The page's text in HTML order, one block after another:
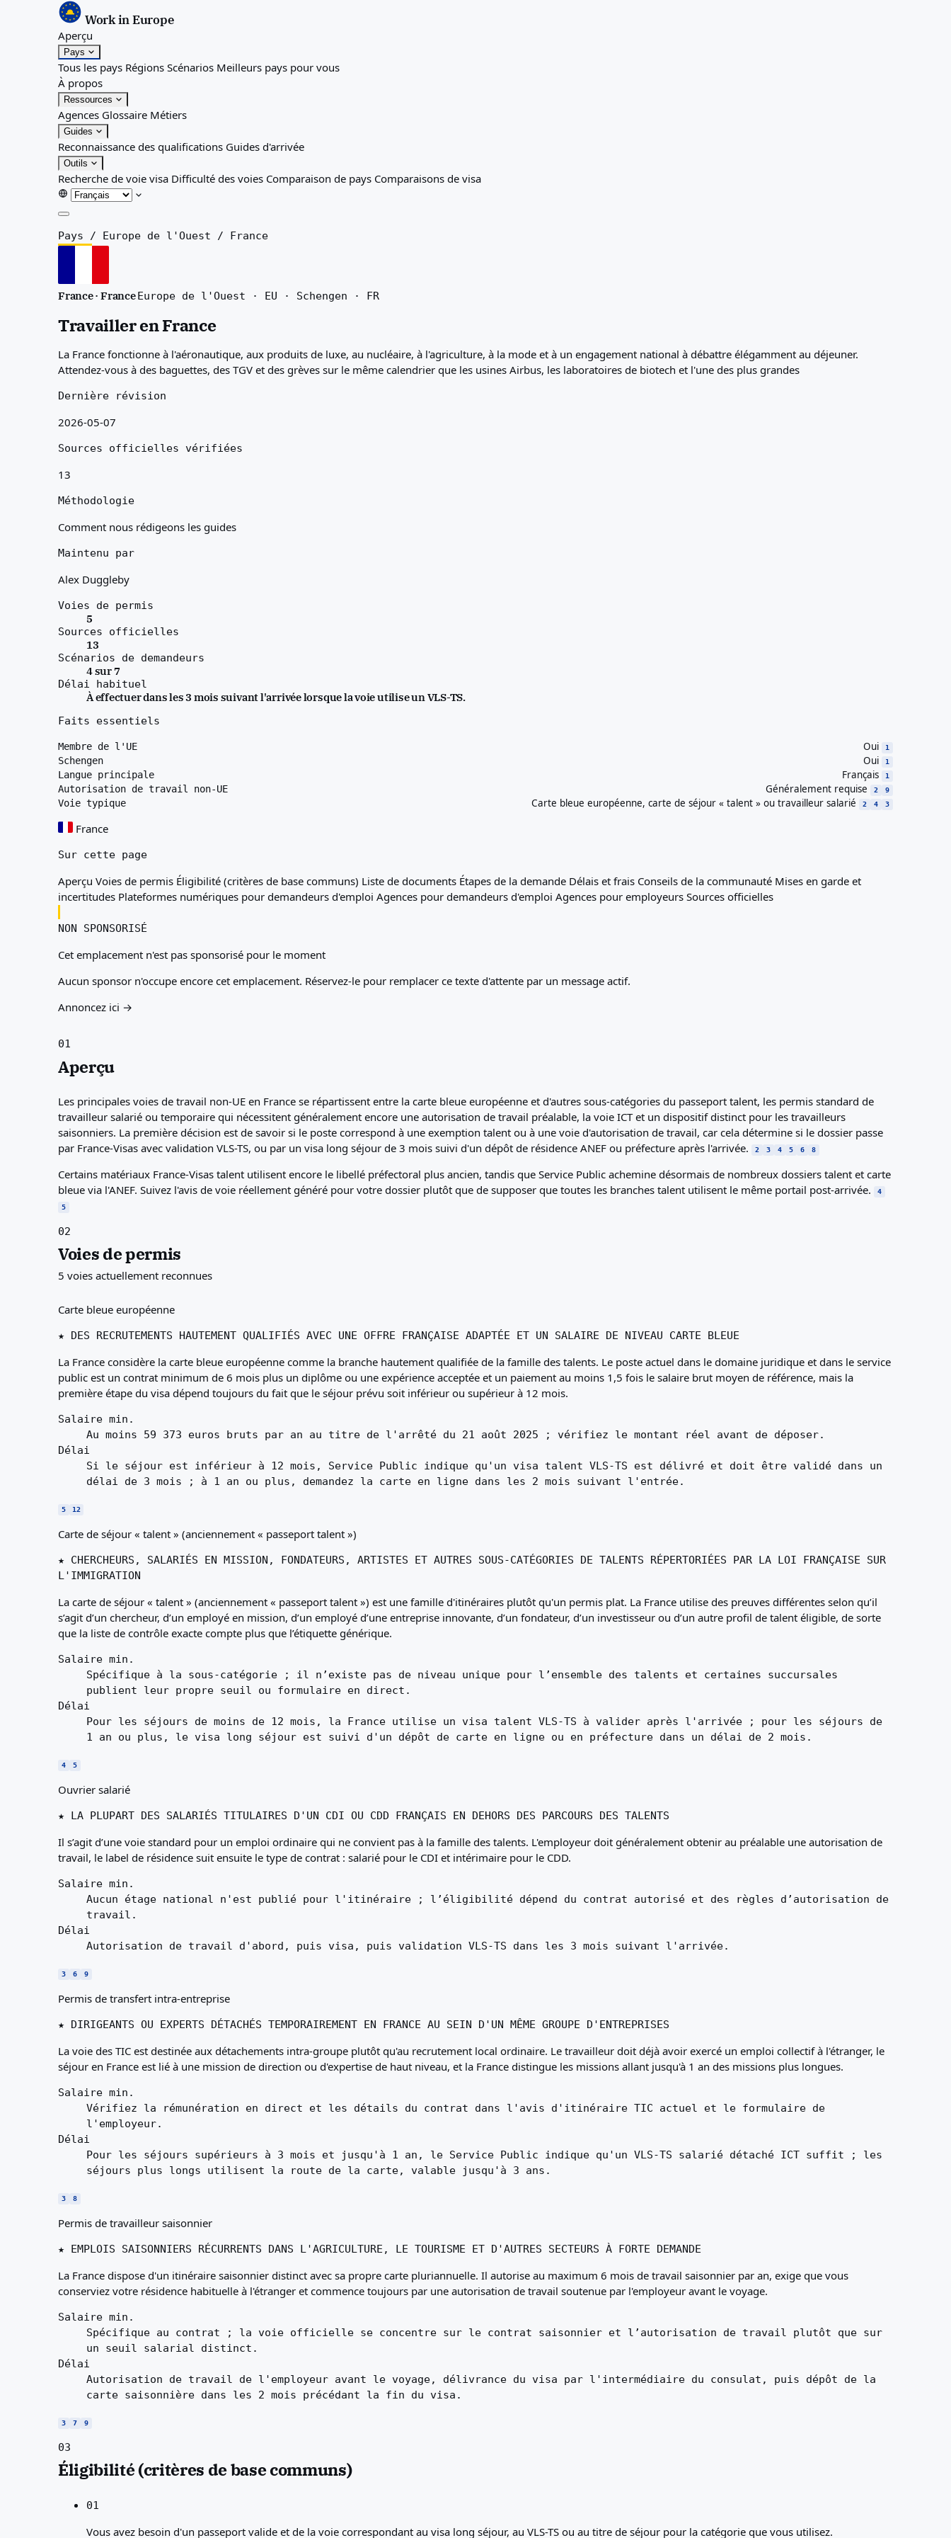
Work in Europe
Aperçu
Pays
Tous les pays Régions Scénarios Meilleurs pays pour vous
À propos
Ressources
Agences Glossaire Métiers
Guides
Reconnaissance des qualifications Guides d'arrivée
Outils
Recherche de voie visa Difficulté des voies Comparaison de pays Comparaisons de visa
Aperçu
Scénarios
À propos
Agences
Glossaire
Métiers
Reconnaissance des qualifications
Guides d'arrivée
Comparaison de pays
Comparaisons de visa
Pays / Europe de l'Ouest / France
France · FranceEurope de l'Ouest · EU · Schengen · FR
Travailler en France
La France fonctionne à l'aéronautique, aux produits de luxe, au nucléaire, à l'agriculture, à la mode et à un engagement national à débattre élégamment au déjeuner.
Attendez-vous à des baguettes, des TGV et des grèves sur le même calendrier que les usines Airbus, les laboratoires de biotech et l'une des plus grandes
Dernière révision
2026-05-07
Sources officielles vérifiées
13
Méthodologie
Comment nous rédigeons les guides
Maintenu par
Alex Duggleby
Voies de permis
5
Sources officielles
13
Scénarios de demandeurs
4 sur 7
Délai habituel
À effectuer dans les 3 mois suivant l'arrivée lorsque la voie utilise un VLS-TS.
Faits essentiels
Membre de l'UE Oui 1
Schengen Oui 1
Langue principale Français 1
Autorisation de travail non-UE Généralement requise 2 9
Voie typique Carte bleue européenne, carte de séjour « talent » ou travailleur salarié 2 4 3
France
Sur cette page
Aperçu Voies de permis Éligibilité (critères de base communs) Liste de documents Étapes de la demande Délais et frais Conseils de la communauté Mises en garde et
incertitudes Plateformes numériques pour demandeurs d'emploi Agences pour demandeurs d'emploi Agences pour employeurs Sources officielles
NON SPONSORISÉ
Cet emplacement n'est pas sponsorisé pour le moment
Aucun sponsor n'occupe encore cet emplacement. Réservez-le pour remplacer ce texte d'attente par un message actif.
Annoncez ici →
01
Aperçu
Les principales voies de travail non-UE en France se répartissent entre la carte bleue européenne et d'autres sous-catégories du passeport talent, les permis standard de
travailleur salarié ou temporaire qui nécessitent généralement encore une autorisation de travail préalable, la voie ICT et un dispositif distinct pour les travailleurs
saisonniers. La première décision est de savoir si le poste correspond à une exemption talent ou à une voie d'autorisation de travail, car cela détermine si le dossier passe
par France-Visas avec validation VLS-TS, ou par un visa long séjour de 3 mois suivi d'un dépôt de résidence ANEF ou préfecture après l'arrivée.
2 3 4 5 6 8
Certains matériaux France-Visas talent utilisent encore le libellé préfectoral plus ancien, tandis que Service Public achemine désormais de nombreux dossiers talent et carte
bleue via l'ANEF. Suivez l'avis de voie réellement généré pour votre dossier plutôt que de supposer que toutes les branches talent utilisent le même portail post-arrivée.
4
5
02
Voies de permis
5 voies actuellement reconnues
Carte bleue européenne
★ DES RECRUTEMENTS HAUTEMENT QUALIFIÉS AVEC UNE OFFRE FRANÇAISE ADAPTÉE ET UN SALAIRE DE NIVEAU CARTE BLEUE
La France considère la carte bleue européenne comme la branche hautement qualifiée de la famille des talents. Le poste actuel dans le domaine juridique et dans le service
public est un contrat minimum de 6 mois plus un diplôme ou une expérience acceptée et un paiement au moins 1,5 fois le salaire brut moyen de référence, mais la
première étape du visa dépend toujours du fait que le séjour prévu soit inférieur ou supérieur à 12 mois.
Salaire min.
Au moins 59 373 euros bruts par an au titre de l'arrêté du 21 août 2025 ; vérifiez le montant réel avant de déposer.
Délai
Si le séjour est inférieur à 12 mois, Service Public indique qu'un visa talent VLS-TS est délivré et doit être validé dans un
délai de 3 mois ; à 1 an ou plus, demandez la carte en ligne dans les 2 mois suivant l'entrée.
5 12
Carte de séjour « talent » (anciennement « passeport talent »)
★ CHERCHEURS, SALARIÉS EN MISSION, FONDATEURS, ARTISTES ET AUTRES SOUS-CATÉGORIES DE TALENTS RÉPERTORIÉES PAR LA LOI FRANÇAISE SUR
L'IMMIGRATION
La carte de séjour « talent » (anciennement « passeport talent ») est une famille d'itinéraires plutôt qu'un permis plat. La France utilise des preuves différentes selon qu’il
s’agit d’un chercheur, d’un employé en mission, d’un employé d’une entreprise innovante, d’un fondateur, d’un investisseur ou d’un autre profil de talent éligible, de sorte
que la liste de contrôle exacte compte plus que l’étiquette générique.
Salaire min.
Spécifique à la sous-catégorie ; il n’existe pas de niveau unique pour l’ensemble des talents et certaines succursales
publient leur propre seuil ou formulaire en direct.
Délai
Pour les séjours de moins de 12 mois, la France utilise un visa talent VLS-TS à valider après l'arrivée ; pour les séjours de
1 an ou plus, le visa long séjour est suivi d'un dépôt de carte en ligne ou en préfecture dans un délai de 2 mois.
4 5
Ouvrier salarié
★ LA PLUPART DES SALARIÉS TITULAIRES D'UN CDI OU CDD FRANÇAIS EN DEHORS DES PARCOURS DES TALENTS
Il s’agit d’une voie standard pour un emploi ordinaire qui ne convient pas à la famille des talents. L'employeur doit généralement obtenir au préalable une autorisation de
travail, le label de résidence suit ensuite le type de contrat : salarié pour le CDI et intérimaire pour le CDD.
Salaire min.
Aucun étage national n'est publié pour l'itinéraire ; l’éligibilité dépend du contrat autorisé et des règles d’autorisation de
travail.
Délai
Autorisation de travail d'abord, puis visa, puis validation VLS-TS dans les 3 mois suivant l'arrivée.
3 6 9
Permis de transfert intra-entreprise
★ DIRIGEANTS OU EXPERTS DÉTACHÉS TEMPORAIREMENT EN FRANCE AU SEIN D'UN MÊME GROUPE D'ENTREPRISES
La voie des TIC est destinée aux détachements intra-groupe plutôt qu'au recrutement local ordinaire. Le travailleur doit déjà avoir exercé un emploi collectif à l'étranger, le
séjour en France est lié à une mission de direction ou d'expertise de haut niveau, et la France distingue les missions allant jusqu'à 1 an des missions plus longues.
Salaire min.
Vérifiez la rémunération en direct et les détails du contrat dans l'avis d'itinéraire TIC actuel et le formulaire de
l'employeur.
Délai
Pour les séjours supérieurs à 3 mois et jusqu'à 1 an, le Service Public indique qu'un VLS-TS salarié détaché ICT ​​suffit ; les
séjours plus longs utilisent la route de la carte, valable jusqu'à 3 ans.
3 8
Permis de travailleur saisonnier
★ EMPLOIS SAISONNIERS RÉCURRENTS DANS L'AGRICULTURE, LE TOURISME ET D'AUTRES SECTEURS À FORTE DEMANDE
La France dispose d'un itinéraire saisonnier distinct avec sa propre carte pluriannuelle. Il autorise au maximum 6 mois de travail saisonnier par an, exige que vous
conserviez votre résidence habituelle à l'étranger et commence toujours par une autorisation de travail soutenue par l'employeur avant le voyage.
Salaire min.
Spécifique au contrat ; la voie officielle se concentre sur le contrat saisonnier et l’autorisation de travail plutôt que sur
un seuil salarial distinct.
Délai
Autorisation de travail de l'employeur avant le voyage, délivrance du visa par l'intermédiaire du consulat, puis dépôt de la
carte saisonnière dans les 2 mois précédant la fin du visa.
3 7 9
03
Éligibilité (critères de base communs)
01
Vous avez besoin d'un passeport valide et de la voie correspondant au visa long séjour, au VLS-TS ou au titre de séjour pour la catégorie que vous utilisez.